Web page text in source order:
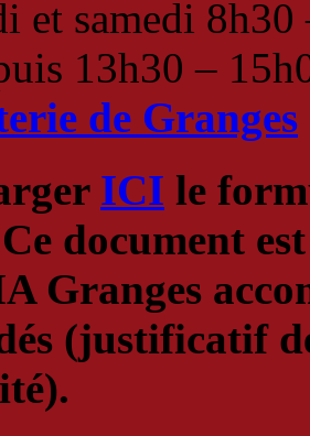
et samedi
13h30 –
de Granges
ICI le
document
Granges
(justificatif